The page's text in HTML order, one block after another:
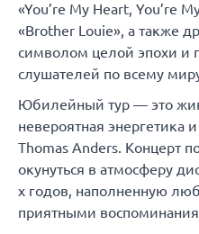
«You’re My Heart, You’re
«Brother Louie», а также
символом целой эпохи и
слушателей по всему
Юбилейный тур — это
невероятная энергетика
Thomas Anders. Концерт
окунуться в атмосферу
х годов, наполненную
приятными